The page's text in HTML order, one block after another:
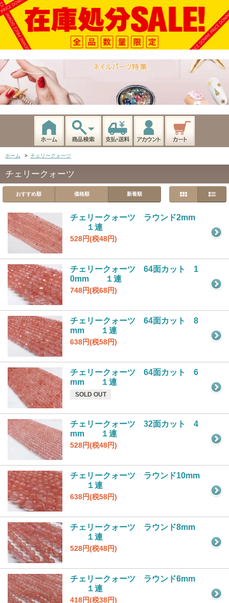
ホーム > チェリークォーツ
チェリークォーツ
おすすめ順 価格順 新着順
チェリークォーツ ラウンド2mm
１連
528円(税48円)
チェリークォーツ 64面カット 1
0mm １連
748円(税68円)
チェリークォーツ 64面カット 8
mm １連
638円(税58円)
チェリークォーツ 64面カット 6
mm １連
SOLD OUT
チェリークォーツ 32面カット 4
mm １連
528円(税48円)
チェリークォーツ ラウンド10mm
１連
638円(税58円)
チェリークォーツ ラウンド8mm
１連
528円(税48円)
チェリークォーツ ラウンド6mm
１連
418円(税38円)